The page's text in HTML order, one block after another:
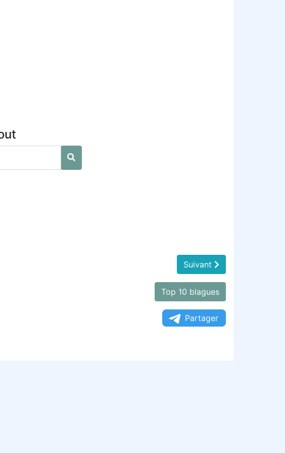
Suivant
Top 10 blagues
Partager